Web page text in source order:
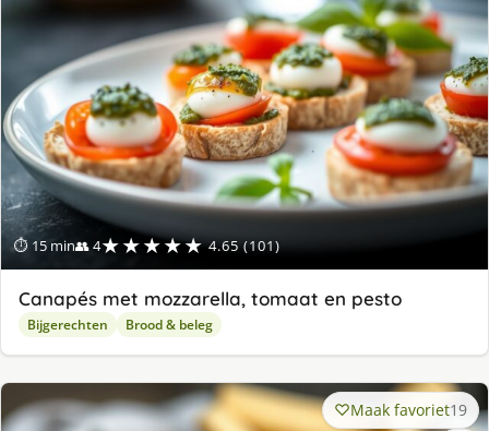
⏱ 15 min👥 4★★★★★ 4.65 (101)
Canapés met mozzarella, tomaat en pesto
Bijgerechten Brood & beleg
Maak favoriet19